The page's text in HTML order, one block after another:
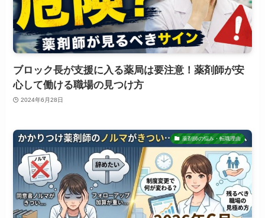
ブロック長が支援に入る薬局は要注意！薬剤師が安
心して働ける職場の見つけ方
2024年6月28日
薬剤師の悩み・転職理由